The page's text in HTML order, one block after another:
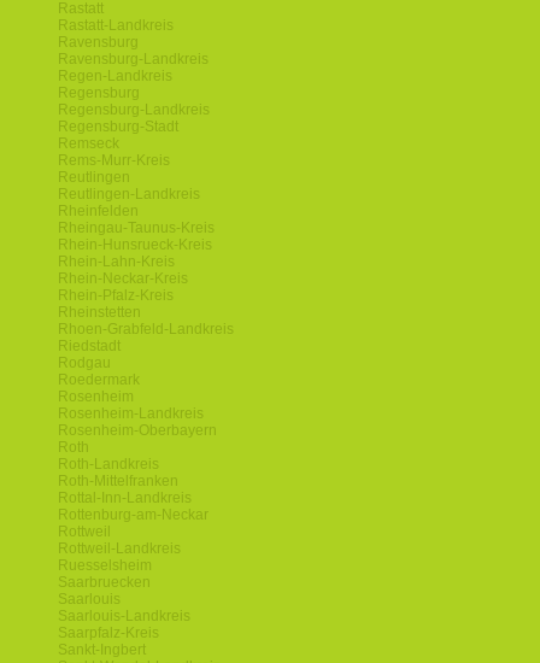
Rastatt
Rastatt-Landkreis
Ravensburg
Ravensburg-Landkreis
Regen-Landkreis
Regensburg
Regensburg-Landkreis
Regensburg-Stadt
Remseck
Rems-Murr-Kreis
Reutlingen
Reutlingen-Landkreis
Rheinfelden
Rheingau-Taunus-Kreis
Rhein-Hunsrueck-Kreis
Rhein-Lahn-Kreis
Rhein-Neckar-Kreis
Rhein-Pfalz-Kreis
Rheinstetten
Rhoen-Grabfeld-Landkreis
Riedstadt
Rodgau
Roedermark
Rosenheim
Rosenheim-Landkreis
Rosenheim-Oberbayern
Roth
Roth-Landkreis
Roth-Mittelfranken
Rottal-Inn-Landkreis
Rottenburg-am-Neckar
Rottweil
Rottweil-Landkreis
Ruesselsheim
Saarbruecken
Saarlouis
Saarlouis-Landkreis
Saarpfalz-Kreis
Sankt-Ingbert